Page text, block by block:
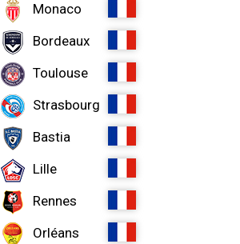
Monaco
Bordeaux
Toulouse
Strasbourg
Bastia
Lille
Rennes
Orléans